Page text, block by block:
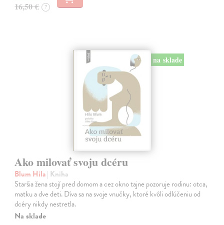
16,50 € ?
na sklade
Ako milovať svoju dcéru
Blum Hila| Kniha
Staršia žena stojí pred domom a cez okno tajne pozoruje rodinu: otca,
matku a dve deti. Díva sa na svoje vnučky, ktoré kvôli odlúčeniu od
dcéry nikdy nestretla.
Na sklade